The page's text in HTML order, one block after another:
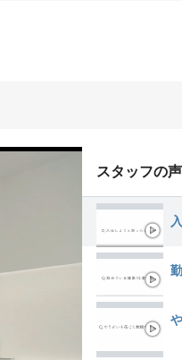
スタッフの声